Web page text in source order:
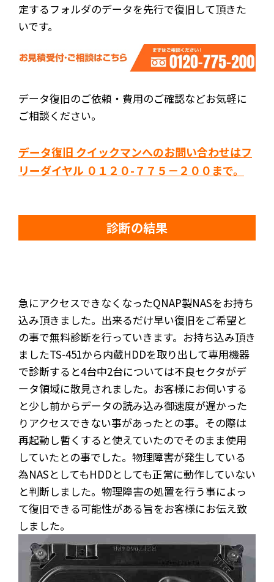
定するフォルダのデータを先行で復旧して頂きた
いです。
データ復旧のご依頼・費用のご確認などお気軽に
ご相談ください。
データ復旧 クイックマンへのお問い合わせはフ
リーダイヤル ０１２０-７７５－２００まで。
診断の結果
急にアクセスできなくなったQNAP製NASをお持ち
込み頂きました。出来るだけ早い復旧をご希望と
の事で無料診断を行っていきます。お持ち込み頂き
ましたTS-451から内蔵HDDを取り出して専用機器
で診断すると4台中2台については不良セクタがデ
ータ領域に散見されました。お客様にお伺いする
と少し前からデータの読み込み御速度が遅かった
りアクセスできない事があったとの事。その際は
再起動し暫くすると使えていたのでそのまま使用
していたとの事でした。物理障害が発生している
為NASとしてもHDDとしても正常に動作していない
と判断しました。物理障害の処置を行う事によっ
て復旧できる可能性がある旨をお客様にお伝え致
しました。